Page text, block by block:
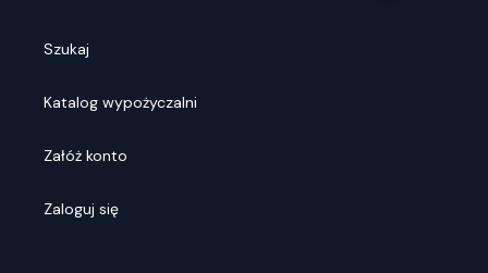
Szukaj
Katalog wypożyczalni
Załóż konto
Zaloguj się